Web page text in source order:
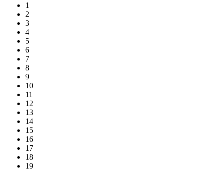
1
2
3
4
5
6
7
8
9
10
11
12
13
14
15
16
17
18
19